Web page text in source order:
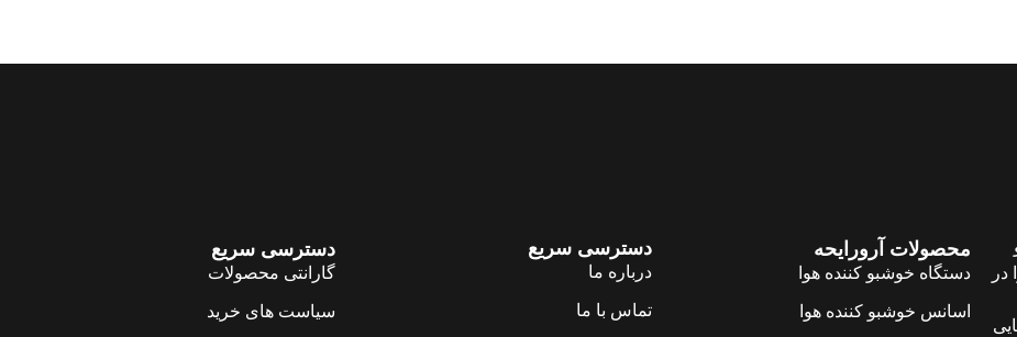
محصولات آرورایحه
دستگاه خوشبو کننده هوا
اسانس خوشبو کننده هوا
دسترسی سریع
درباره ما
تماس با ما
دسترسی سریع
گارانتی محصولات
سیاست های خرید